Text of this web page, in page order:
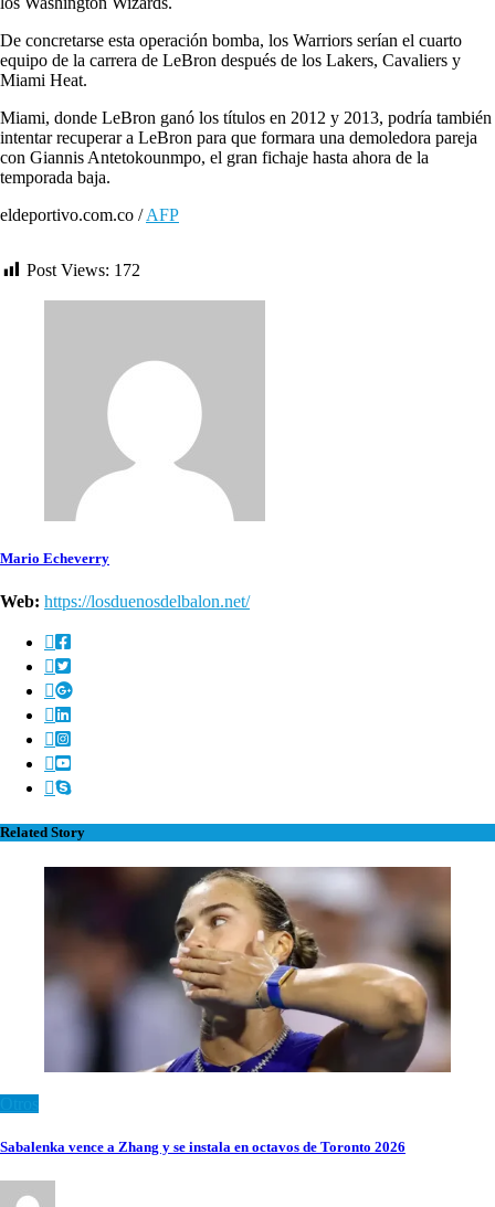
De concretarse esta operación bomba, los Warriors serían el cuarto
equipo de la carrera de LeBron después de los Lakers, Cavaliers y
Miami Heat.
Miami, donde LeBron ganó los títulos en 2012 y 2013, podría también
intentar recuperar a LeBron para que formara una demoledora pareja
con Giannis Antetokounmpo, el gran fichaje hasta ahora de la
temporada baja.
eldeportivo.com.co /AFP
Post Views: 172
Mario Echeverry
Web: https://losduenosdelbalon.net/
Related Story
Sabalenka vence a Zhang y se instala en octavos de Toronto 2026